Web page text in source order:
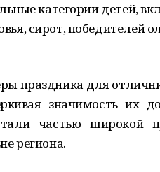
категории детей,
сирот, победителей
праздника для
значимость их
частью широкой
региона.